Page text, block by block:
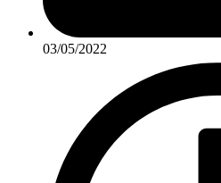
03/05/2022